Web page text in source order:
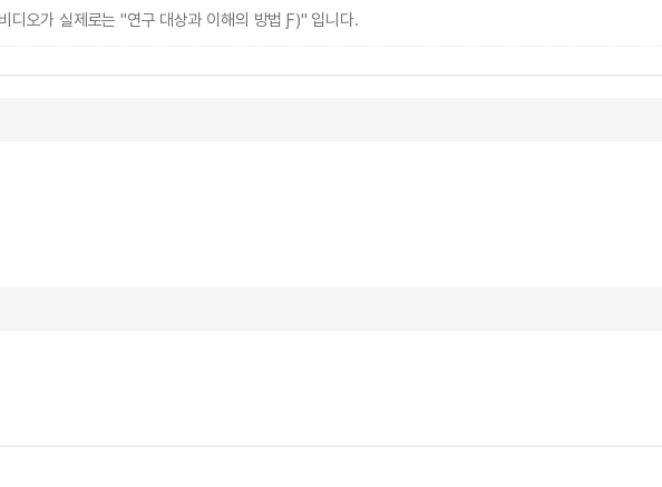
디오가 실제로는 "연구 대상과 이해의 방법 Ƒ)" 입니다.